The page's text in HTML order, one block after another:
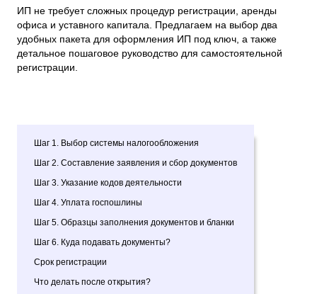
ИП не требует сложных процедур регистрации, аренды
офиса и уставного капитала. Предлагаем на выбор два
удобных пакета для оформления ИП под ключ, а также
детальное пошаговое руководство для самостоятельной
регистрации.
Шаг 1. Выбор системы налогообложения
Шаг 2. Составление заявления и сбор документов
Шаг 3. Указание кодов деятельности
Шаг 4. Уплата госпошлины
Шаг 5. Образцы заполнения документов и бланки
Шаг 6. Куда подавать документы?
Срок регистрации
Что делать после открытия?